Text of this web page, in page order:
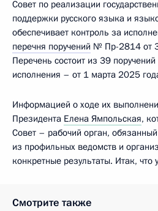
Совет по реализации
поддержки русского языка и
обеспечивает контроль за
перечня поручений № Пр-2814 от
Перечень состоит из 39
исполнения – от 1 марта 2025
Информацией о ходе их
Президента Елена Ямпольская,
Совет – рабочий орган,
из профильных ведомств и
конкретные результаты. Итак, что
Смотрите также